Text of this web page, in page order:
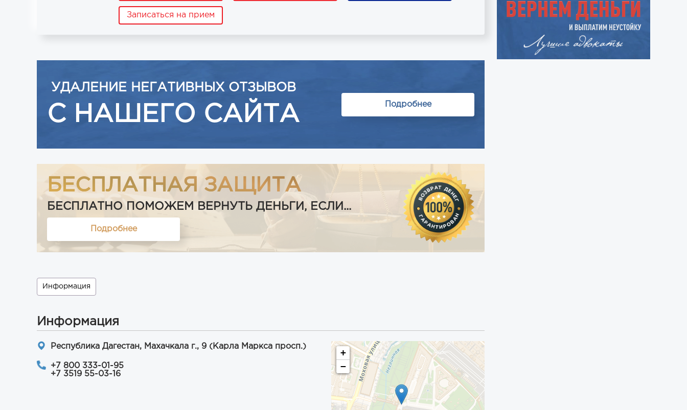
Записаться на прием
УДАЛЕНИЕ НЕГАТИВНЫХ ОТЗЫВОВ
С НАШЕГО САЙТА Подробнее
БЕСПЛАТНАЯ ЗАЩИТА
БЕСПЛАТНО ПОМОЖЕМ ВЕРНУТЬ ДЕНЬГИ, ЕСЛИ...
Подробнее
Информация
Информация
Республика Дагестан, Махачкала г., 9 (Карла Маркса просп.)
+7 800 333-01-95
+7 3519 55-03-16
+
−